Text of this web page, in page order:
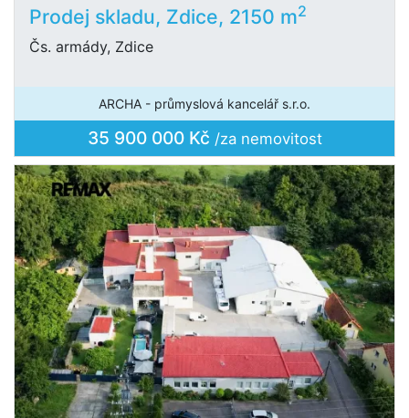
Prodej skladu, Zdice, 2150 m2
Čs. armády, Zdice
ARCHA - průmyslová kancelář s.r.o.
35 900 000 Kč /za nemovitost